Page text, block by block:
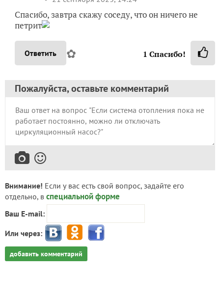
Спасибо, завтра скажу соседу, что он ничего не
петрит
Ответить ✿ 1 Спасибо!
Пожалуйста, оставьте комментарий
Внимание! Если у вас есть свой вопрос, задайте его
отдельно, в специальной форме
Ваш E-mail:
Или через:
добавить комментарий